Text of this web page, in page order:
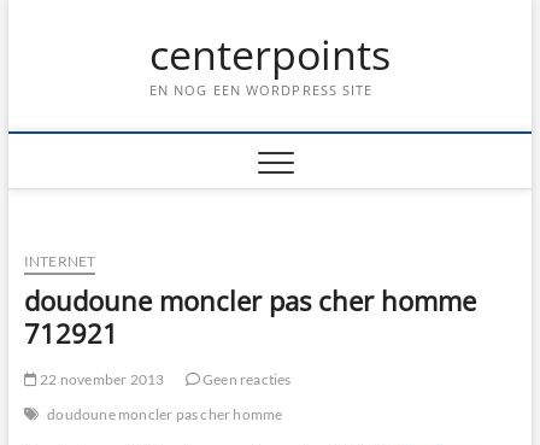
centerpoints
EN NOG EEN WORDPRESS SITE
INTERNET
doudoune moncler pas cher homme
712921
22 november 2013
Geen reacties
doudoune moncler pas cher homme